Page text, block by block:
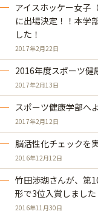
アイスホッケー女子
に出場決定！！本学
した！
2017年2月22日
2016年度スポーツ健
2017年2月13日
スポーツ健康学部へ
2017年2月12日
脳活性化チェックを
2016年12月12日
竹田渉瑚さんが、第
形で3位入賞しました
2016年11月30日